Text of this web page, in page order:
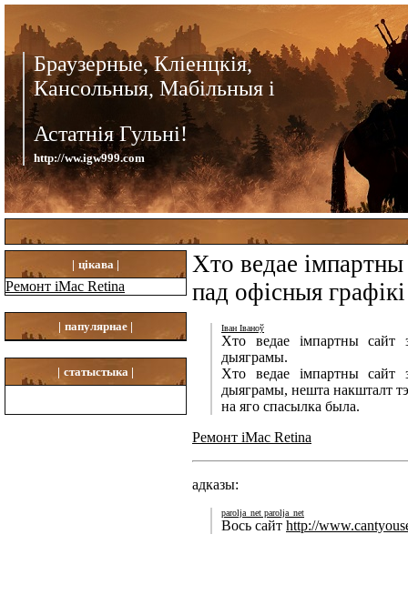
Браузерные, Кліенцкія,
Кансольныя, Мабільныя і
Астатнія Гульні!
http://ww.igw999.com
| цікава |
Ремонт iMac Retina
| папулярнае |
| статыстыка |
Хто ведае імпартны
пад офісныя
Іван Іваноў
Хто ведае імпартны сайт
дыяграмы.
Хто ведае імпартны сайт
дыяграмы, нешта накшталт
на яго спасылка была.
Ремонт iMac Retina
адказы:
parolja_net parolja_net
Вось сайт http://